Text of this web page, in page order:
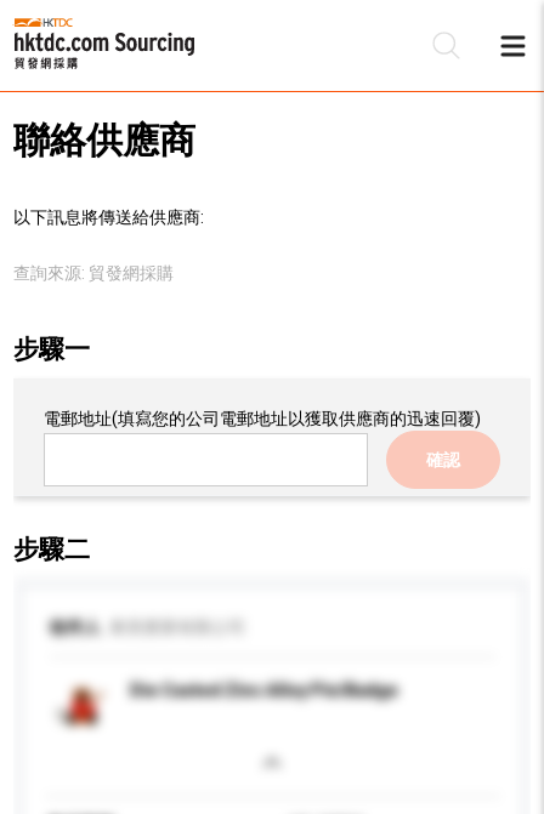
聯絡供應商
以下訊息將傳送給供應商:
查詢來源: 貿發網採購
步驟一
電郵地址(填寫您的公司電郵地址以獲取供應商的迅速回覆)
確認
步驟二
收件人
Die Casted Zinc Alloy Pin/Badge